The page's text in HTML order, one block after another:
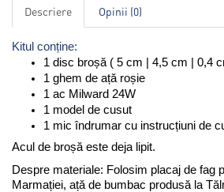
Descriere Opinii (0)
Kitul conține:
1 disc broșă ( 5 cm | 4,5 cm | 0,4
1 ghem de ață roșie
1 ac Milward 24W
1 model de cusut
1 mic îndrumar cu instrucțiuni de
Acul de broșă este deja lipit.
Despre materiale: Folosim placaj de fag
Marmației, ață de bumbac produsă la